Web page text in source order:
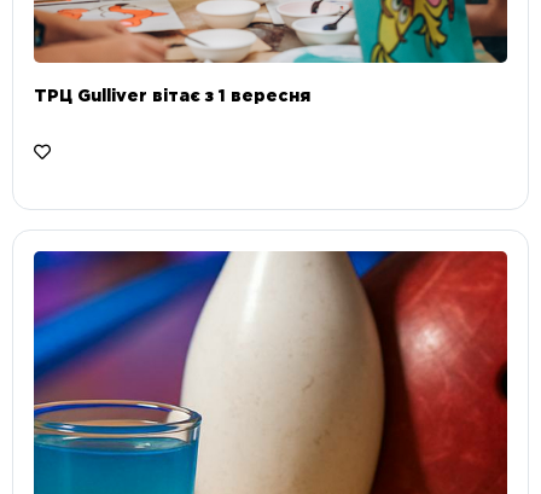
ТРЦ Gulliver вітає з 1 вересня